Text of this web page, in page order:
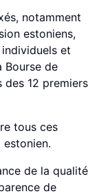
notamment
estoniens,
et
Bourse de
des 12 premiers
tous ces
de la qualité
de